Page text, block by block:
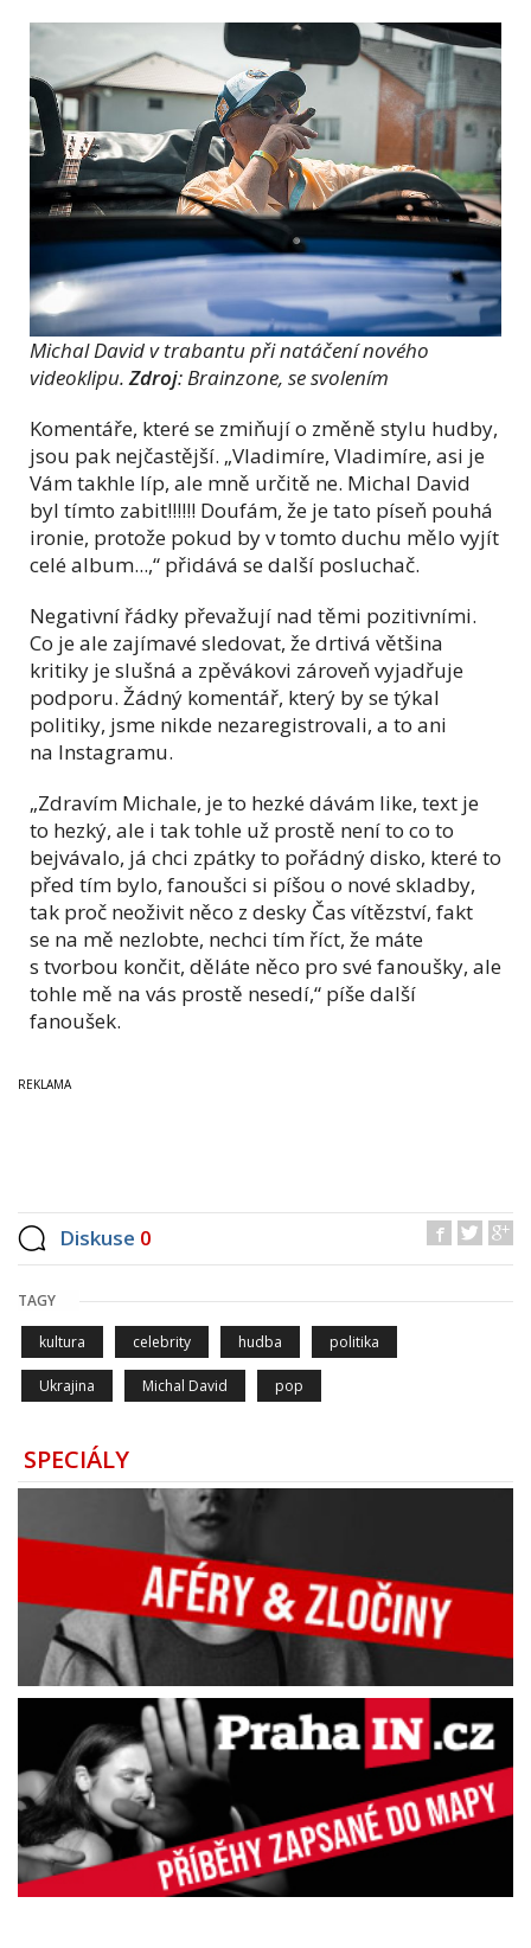
Michal David v trabantu při natáčení nového
videoklipu.Zdroj: Brainzone, se svolením
Komentáře, které se zmiňují o změně stylu hudby,
jsou pak nejčastější. „Vladimíre, Vladimíre, asi je
Vám takhle líp, ale mně určitě ne. Michal David
byl tímto zabit!!!!!! Doufám, že je tato píseň pouhá
ironie, protože pokud by v tomto duchu mělo vyjít
celé album...,“ přidává se další posluchač.
Negativní řádky převažují nad těmi pozitivními.
Co je ale zajímavé sledovat, že drtivá většina
kritiky je slušná a zpěvákovi zároveň vyjadřuje
podporu. Žádný komentář, který by se týkal
politiky, jsme nikde nezaregistrovali, a to ani
na Instagramu.
„Zdravím Michale, je to hezké dávám like, text je
to hezký, ale i tak tohle už prostě není to co to
bejvávalo, já chci zpátky to pořádný disko, které to
před tím bylo, fanoušci si píšou o nové skladby,
tak proč neoživit něco z desky Čas vítězství, fakt
se na mě nezlobte, nechci tím říct, že máte
s tvorbou končit, děláte něco pro své fanoušky, ale
tohle mě na vás prostě nesedí,“ píše další
fanoušek.
Diskuse 0
TAGY
kultura celebrity hudba politika
Ukrajina Michal David pop
SPECIÁLY